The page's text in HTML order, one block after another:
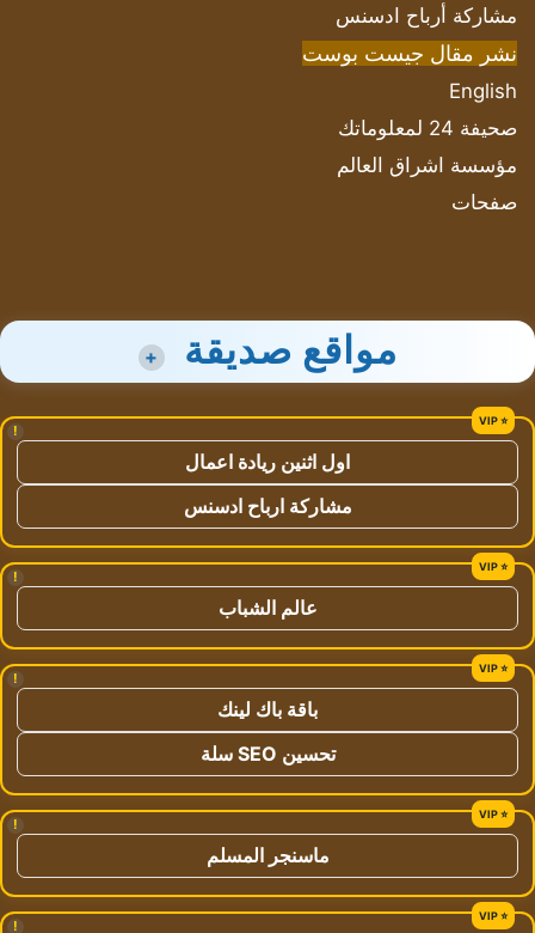
مشاركة أرباح ادسنس
نشر مقال جيست بوست
English
صحيفة 24 لمعلوماتك
مؤسسة اشراق العالم
صفحات
مواقع صديقة +
!
اول اثنين ريادة اعمال
مشاركة ارباح ادسنس
!
عالم الشباب
!
باقة باك لينك
تحسين SEO سلة
!
ماسنجر المسلم
!